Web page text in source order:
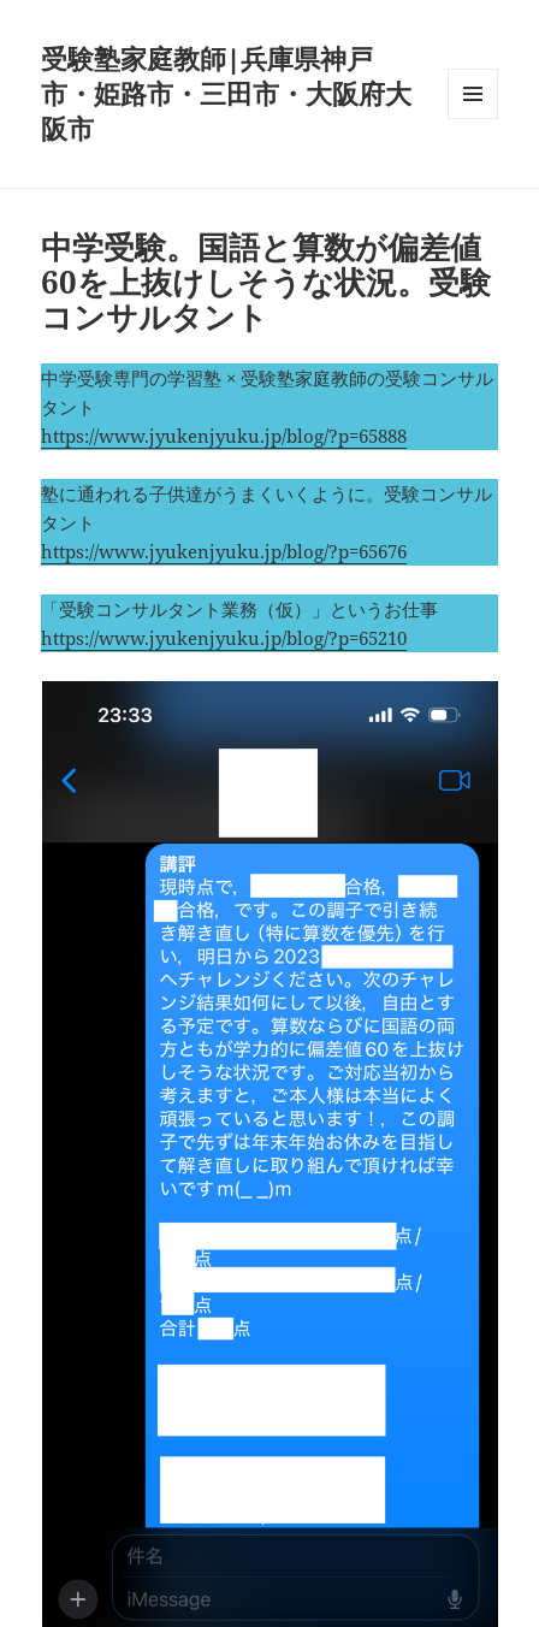
受験塾家庭教師|兵庫県神戸
市・姫路市・三田市・大阪府大
阪市
中学受験。国語と算数が偏差値
60を上抜けしそうな状況。受験
コンサルタント
中学受験専門の学習塾 × 受験塾家庭教師の受験コンサル
タント
https://www.jyukenjyuku.jp/blog/?p=65888
塾に通われる子供達がうまくいくように。受験コンサル
タント
https://www.jyukenjyuku.jp/blog/?p=65676
「受験コンサルタント業務（仮）」というお仕事
https://www.jyukenjyuku.jp/blog/?p=65210